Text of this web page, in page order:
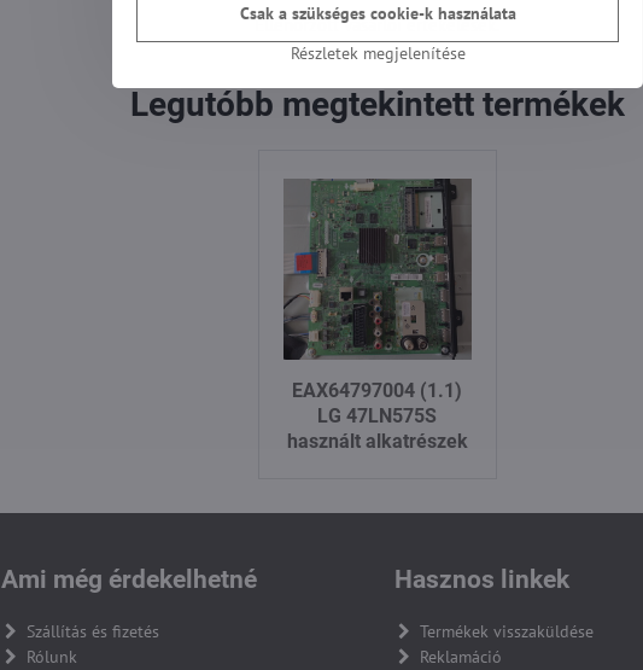
Ellenőrzött vásárlói értékelések.
Legutóbb megtekintett termékek
EAX64797004 (1.1)
LG 47LN575S
használt alkatrészek
Ami még érdekelhetné
Szállítás és fizetés
Rólunk
Hasznos linkek
Termékek visszaküldése
Reklamáció
Részletek megjelenítése
Csak a szükséges cookie-k használata